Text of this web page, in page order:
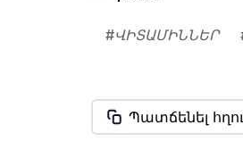
#ՎԻՏԱՄԻՆՆԵՐ
Պատճենել